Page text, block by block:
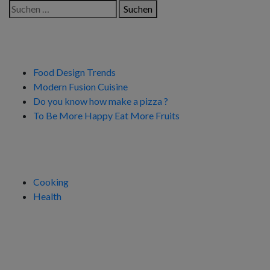
gewählt
Suchen
nach:
Food Design Trends
Modern Fusion Cuisine
Do you know how make a pizza ?
To Be More Happy Eat More Fruits
Cooking
Health